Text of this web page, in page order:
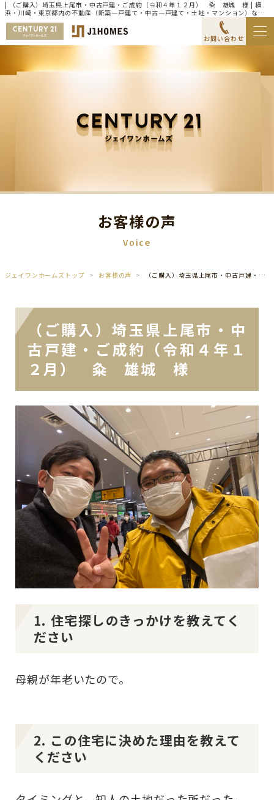
| （ご購入）埼玉県上尾市・中古戸建・ご成約（令和４年１２月） 粂 雄城 様 | 横
浜・川崎・東京都内の不動産（新築一戸建て・中古一戸建て・土地・マンション）なら
センチュリー21ジェイワンホームズ
お問い合わせ
お客様の声
Voice
ジェイワンホームズトップ お客様の声 （ご購入）埼玉県上尾市・中古戸建・ご成約（令和４年１２月） 粂 雄城 様
（ご購入）埼玉県上尾市・中
古戸建・ご成約（令和４年１
２月） 粂 雄城 様
1. 住宅探しのきっかけを教えてく
ださい
母親が年老いたので。
2. この住宅に決めた理由を教えて
ください